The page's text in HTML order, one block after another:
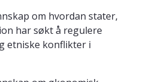
om hvordan stater,
har søkt å regulere
etniske konflikter i